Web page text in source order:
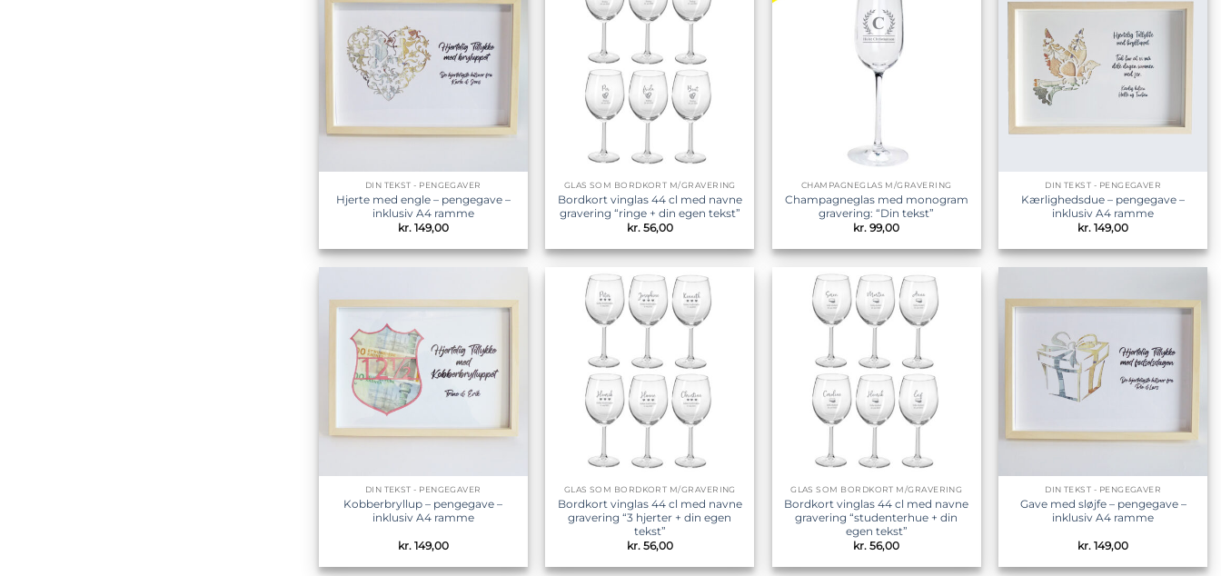
Tilføj til
DIN TEKST - PENGEGAVER
Hjerte med engle – pengegave –
inklusiv A4 ramme
kr.149,00
Tilføj til
ønskeliste
GLAS SOM BORDKORT M/GRAVERING
Bordkort vinglas 44 cl med navne
gravering “ringe + din egen tekst”
kr.56,00
CHAMPAGNEGLAS M/GRAVERING
Champagneglas med monogram
gravering: “Din tekst”
kr. 99,00
Tilføj til
DIN TEKST - PENGEGAVER
Kærlighedsdue – pengegave –
inklusiv A4 ramme
kr. 149,00
Tilføj til
DIN TEKST - PENGEGAVER
Kobberbryllup – pengegave –
inklusiv A4 ramme
kr.149,00
Tilføj til
ønskeliste
GLAS SOM BORDKORT M/GRAVERING
Bordkort vinglas 44 cl med navne
gravering “3 hjerter + din egen
tekst”
kr.56,00
Tilføj til
ønskeliste
GLAS SOM BORDKORT M/GRAVERING
Bordkort vinglas 44 cl med navne
gravering “studenterhue + din
egen tekst”
kr. 56,00
Tilføj til
DIN TEKST - PENGEGAVER
Gave med sløjfe – pengegave –
inklusiv A4 ramme
kr. 149,00